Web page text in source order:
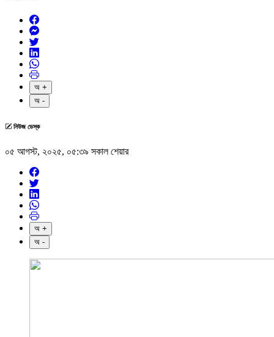
অ +
অ -
নিউজ ডেস্ক
০৫ আগস্ট, ২০২৫, ০৫:৩৯ সকালশেয়ার
অ +
অ -